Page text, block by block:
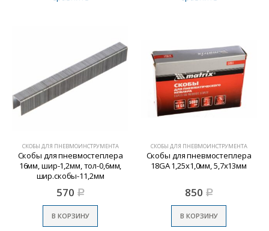
СКОБЫ ДЛЯ ПНЕВМОИНСТРУМЕНТА
Скобы для пневмостеплера
16мм, шир-1,2мм, тол-0,6мм,
шир.скобы-11,2мм
570 Р
В КОРЗИНУ
СКОБЫ ДЛЯ ПНЕВМОИНСТРУМЕНТА
Скобы для пневмостеплера
18GA 1,25х1,0мм, 5,7х13мм
850 Р
В КОРЗИНУ